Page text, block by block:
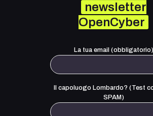
newsletter
OpenCyber
La tua email (obbligatorio)
Il capoluogo Lombardo? (Test
SPAM)